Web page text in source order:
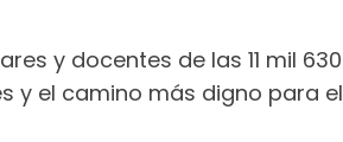
y docentes de las 11 mil 630
y el camino más digno para el